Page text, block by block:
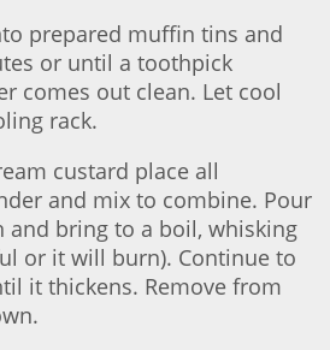
prepared muffin tins and
or until a toothpick
comes out clean. Let cool
rack.
custard place all
and mix to combine. Pour
and bring to a boil, whisking
or it will burn). Continue to
it thickens. Remove from